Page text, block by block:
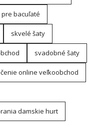
pre bacuľaté
skvelé šaty
svadobné šaty
online veľkoobchod
damskie hurt